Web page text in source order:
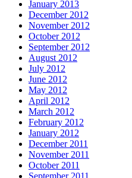
January 2013
December 2012
November 2012
October 2012
September 2012
August 2012
July 2012
June 2012
May 2012
April 2012
March 2012
February 2012
January 2012
December 2011
November 2011
October 2011